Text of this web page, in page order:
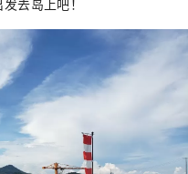
围的潮汐。
去岛上吧！